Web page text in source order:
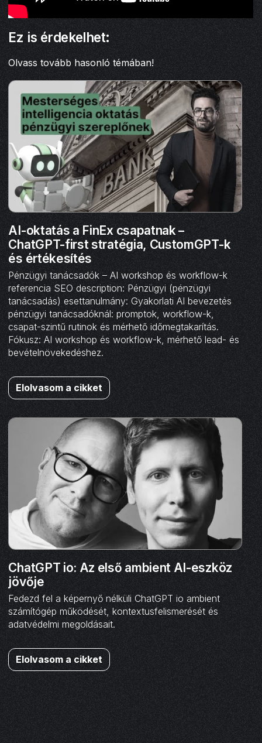
Ez is érdekelhet:
Olvass tovább hasonló témában!
AI-oktatás a FinEx csapatnak –
ChatGPT-first stratégia, CustomGPT-k
és értékesítés
Pénzügyi tanácsadók – AI workshop és workflow-k
referencia SEO description: Pénzügyi (pénzügyi
tanácsadás) esettanulmány: Gyakorlati AI bevezetés
pénzügyi tanácsadóknál: promptok, workflow-k,
csapat-szintű rutinok és mérhető időmegtakarítás.
Fókusz: AI workshop és workflow-k, mérhető lead- és
bevételnövekedéshez.
Elolvasom a cikket
ChatGPT io: Az első ambient AI-eszköz
jövője
Fedezd fel a képernyő nélküli ChatGPT io ambient
számítógép működését, kontextusfelismerését és
adatvédelmi megoldásait.
Elolvasom a cikket